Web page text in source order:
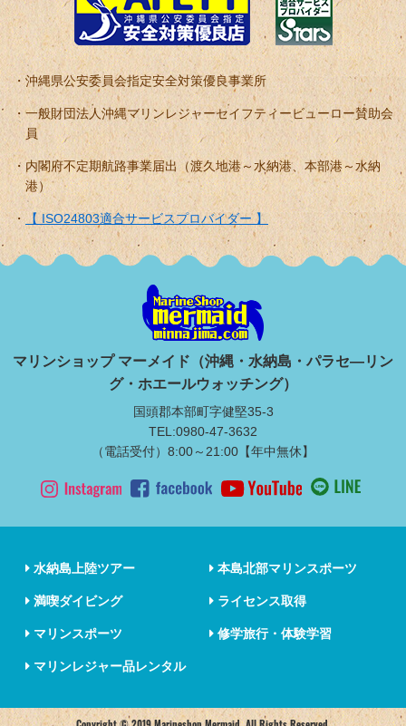
沖縄県公安委員会指定安全対策優良事業所
一般財団法人沖縄マリンレジャーセイフティービューロー賛助会
員
内閣府不定期航路事業届出（渡久地港～水納港、本部港～水納
港）
【 ISO24803適合サービスプロバイダー 】
マリンショップ マーメイド（沖縄・水納島・パラセ―リン
グ・ホエールウォッチング）
国頭郡本部町字健堅35-3
TEL:0980-47-3632
（電話受付）8:00～21:00【年中無休】
水納島上陸ツアー 本島北部マリンスポーツ
満喫ダイビング ライセンス取得
マリンスポーツ 修学旅行・体験学習
マリンレジャー品レンタル